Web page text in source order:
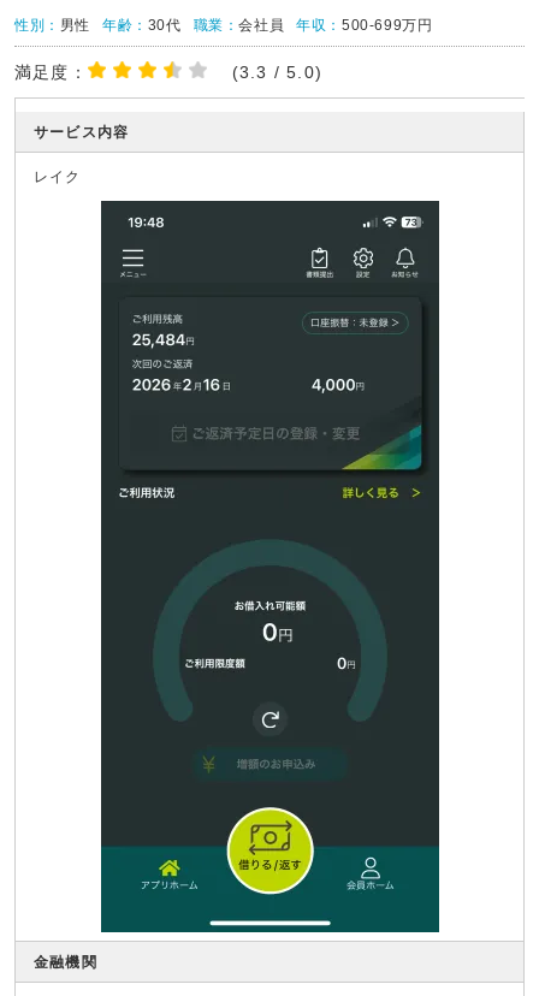
性別： 男性 年齢： 30代 職業：会社員 年収：500-699万円
満足度： (3.3 / 5.0)
サービス内容
レイク
金融機関